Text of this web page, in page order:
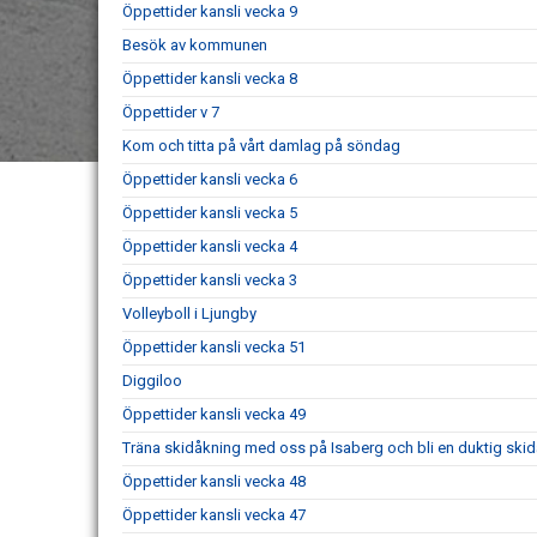
Öppettider kansli vecka 9
Besök av kommunen
Öppettider kansli vecka 8
Öppettider v 7
Kom och titta på vårt damlag på söndag
Öppettider kansli vecka 6
Öppettider kansli vecka 5
Öppettider kansli vecka 4
Öppettider kansli vecka 3
Volleyboll i Ljungby
Öppettider kansli vecka 51
Diggiloo
Öppettider kansli vecka 49
Träna skidåkning med oss på Isaberg och bli en duktig
Öppettider kansli vecka 48
Öppettider kansli vecka 47